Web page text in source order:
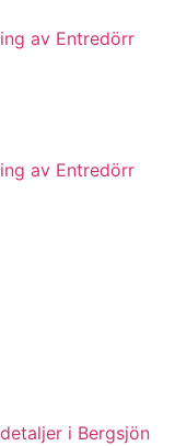
av Entredörr
av Entredörr
i Bergsjön